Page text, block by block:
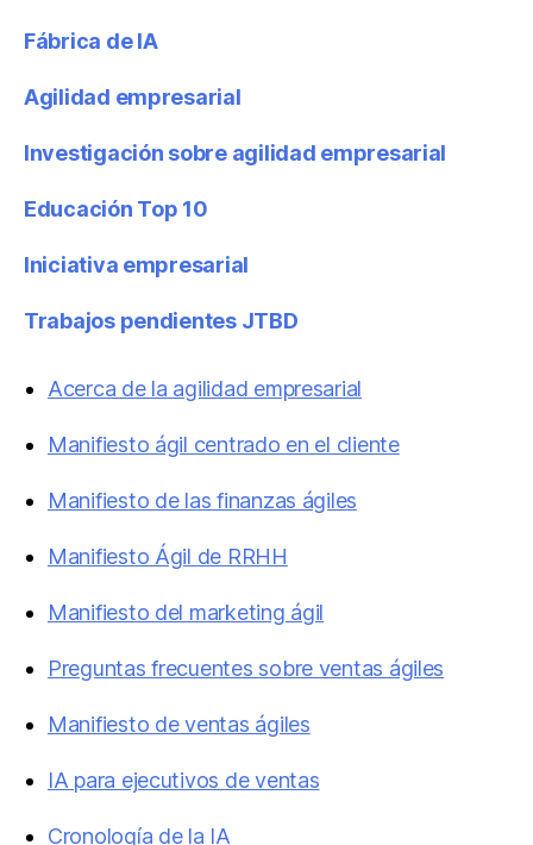
Fábrica de IA
Agilidad empresarial
Investigación sobre agilidad empresarial
Educación Top 10
Iniciativa empresarial
Trabajos pendientes JTBD
Acerca de la agilidad empresarial
Manifiesto ágil centrado en el cliente
Manifiesto de las finanzas ágiles
Manifiesto Ágil de RRHH
Manifiesto del marketing ágil
Preguntas frecuentes sobre ventas ágiles
Manifiesto de ventas ágiles
IA para ejecutivos de ventas
Cronología de la IA